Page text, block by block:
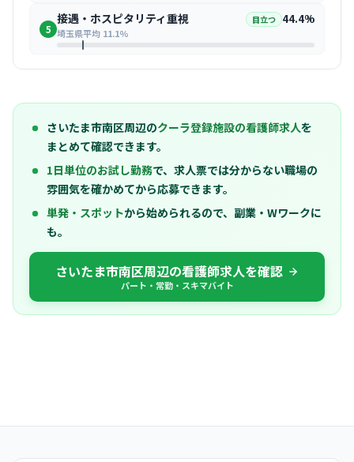
5
接遇・ホスピタリティ重視 目立つ 44.4%
埼玉県平均 11.1%
さいたま市南区周辺のクーラ登録施設の看護師求人を
まとめて確認できます。
1日単位のお試し勤務で、求人票では分からない職場の
雰囲気を確かめてから応募できます。
単発・スポットから始められるので、副業・Wワークに
も。
さいたま市南区周辺の看護師求人を確認
パート・常勤・スキマバイト